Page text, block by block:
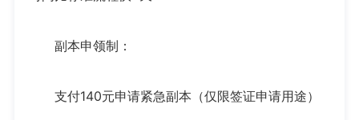
副本申领制：
支付140元申请紧急副本（仅限签证申请用途）